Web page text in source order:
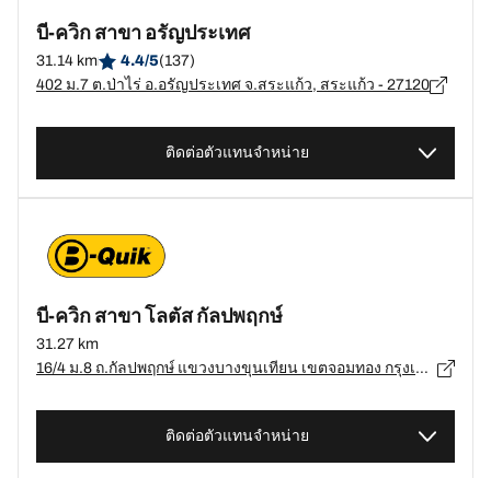
บี-ควิก สาขา อรัญประเทศ
31.14 km 4.4/5(137)
402 ม.7 ต.ป่าไร่ อ.อรัญประเทศ จ.สระแก้ว, สระแก้ว - 27120
ติดต่อตัวแทนจำหน่าย
บี-ควิก สาขา โลตัส กัลปพฤกษ์
31.27 km
16/4 ม.8 ถ.กัลปพฤกษ์ แขวงบางขุนเทียน เขตจอมทอง กรุงเทพมหานคร, กรุงเทพมหานคร - 10150
ติดต่อตัวแทนจำหน่าย